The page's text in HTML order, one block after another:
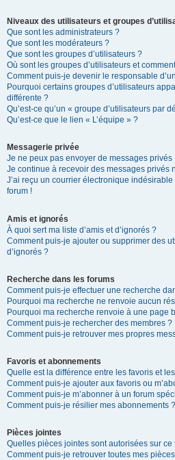
Niveaux des utilisateurs et groupes
Que sont les administrateurs ?
Que sont les modérateurs ?
Que sont les groupes d’utilisateurs ?
Où sont les groupes d’utilisateurs et
Comment puis-je devenir le responsable
Pourquoi certains groupes d’utilisateurs
différente ?
Qu’est-ce qu’un « groupe d’utilisateurs par
Qu’est-ce que le lien « L’équipe » ?
Messagerie privée
Je ne peux pas envoyer de messages privés
Je continue à recevoir des messages privés
J’ai reçu un courrier électronique
forum !
Amis et ignorés
À quoi sert ma liste d’amis et d’ignorés ?
Comment puis-je ajouter ou supprimer des
d’ignorés ?
Recherche dans les forums
Comment puis-je effectuer une recherche
Pourquoi ma recherche ne renvoie aucun
Pourquoi ma recherche renvoie à une page
Comment puis-je rechercher des membres ?
Comment puis-je retrouver mes propres
Favoris et abonnements
Quelle est la différence entre les favoris et
Comment puis-je ajouter aux favoris ou
Comment puis-je m’abonner à un forum
Comment puis-je résilier mes abonnements ?
Pièces jointes
Quelles pièces jointes sont autorisées sur ce
Comment puis-je retrouver toutes mes